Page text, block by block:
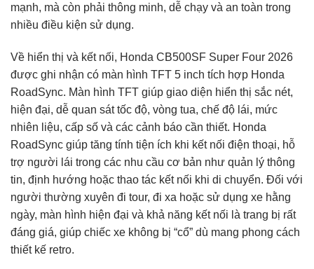
mạnh, mà còn phải thông minh, dễ chạy và an toàn trong
nhiều điều kiện sử dụng.
Về hiển thị và kết nối, Honda CB500SF Super Four 2026
được ghi nhận có màn hình TFT 5 inch tích hợp Honda
RoadSync. Màn hình TFT giúp giao diện hiển thị sắc nét,
hiện đại, dễ quan sát tốc độ, vòng tua, chế độ lái, mức
nhiên liệu, cấp số và các cảnh báo cần thiết. Honda
RoadSync giúp tăng tính tiện ích khi kết nối điện thoại, hỗ
trợ người lái trong các nhu cầu cơ bản như quản lý thông
tin, định hướng hoặc thao tác kết nối khi di chuyển. Đối với
người thường xuyên đi tour, đi xa hoặc sử dụng xe hằng
ngày, màn hình hiện đại và khả năng kết nối là trang bị rất
đáng giá, giúp chiếc xe không bị “cổ” dù mang phong cách
thiết kế retro.